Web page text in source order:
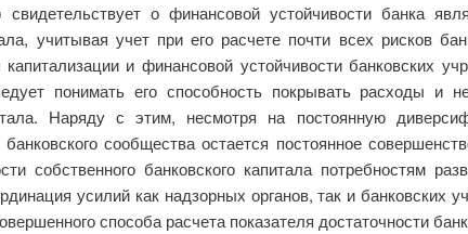
о финансовой устойчивости банка
учитывая учет при его расчете почти всех рисков
и финансовой устойчивости банковских
понимать его способность покрывать расходы и
Наряду с этим, несмотря на постоянную
сообщества остается постоянное
собственного банковского капитала потребностям
усилий как надзорных органов, так и банковских
способа расчета показателя достаточности